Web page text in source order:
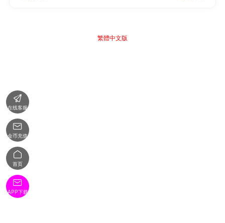
繁體中文版

在线客服

金币充值

首页

APP下载